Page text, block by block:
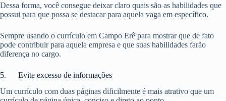
Dessa forma, você consegue deixar claro quais são as habilidades que
possui para que possa se destacar para aquela vaga em específico.
Sempre usando o currículo em Campo Erê para mostrar que de fato
pode contribuir para aquela empresa e que suas habilidades farão
diferença no cargo.
5. Evite excesso de informações
Um currículo com duas páginas dificilmente é mais atrativo que um